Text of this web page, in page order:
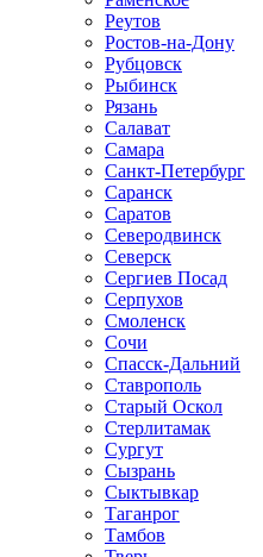
Реутов
Ростов-на-Дону
Рубцовск
Рыбинск
Рязань
Салават
Самара
Санкт-Петербург
Саранск
Саратов
Северодвинск
Северск
Сергиев Посад
Серпухов
Смоленск
Сочи
Спасск-Дальний
Ставрополь
Старый Оскол
Стерлитамак
Сургут
Сызрань
Сыктывкар
Таганрог
Тамбов